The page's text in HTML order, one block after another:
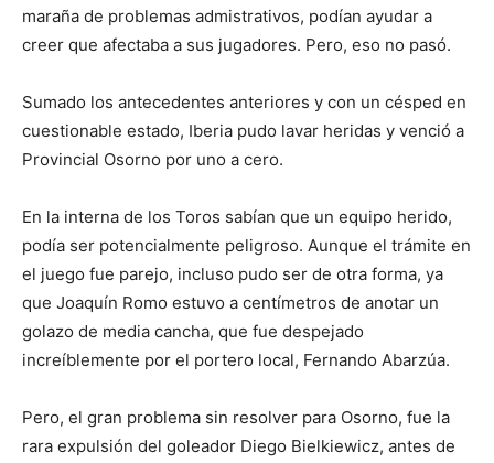
maraña de problemas admistrativos, podían ayudar a
creer que afectaba a sus jugadores. Pero, eso no pasó.
Sumado los antecedentes anteriores y con un césped en
cuestionable estado, Iberia pudo lavar heridas y venció a
Provincial Osorno por uno a cero.
En la interna de los Toros sabían que un equipo herido,
podía ser potencialmente peligroso. Aunque el trámite en
el juego fue parejo, incluso pudo ser de otra forma, ya
que Joaquín Romo estuvo a centímetros de anotar un
golazo de media cancha, que fue despejado
increíblemente por el portero local, Fernando Abarzúa.
Pero, el gran problema sin resolver para Osorno, fue la
rara expulsión del goleador Diego Bielkiewicz, antes de